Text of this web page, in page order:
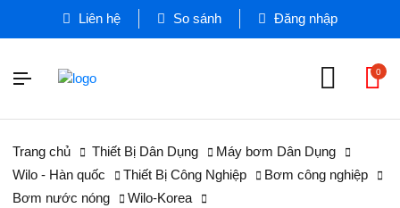
Liên hệ So sánh Đăng nhập
0
Trang chủ Thiết Bị Dân Dụng
Máy bơm Dân Dụng
Wilo - Hàn quốc
Thiết Bị Công Nghiệp
Bơm công nghiệp
Bơm nước nóng
Wilo-Korea